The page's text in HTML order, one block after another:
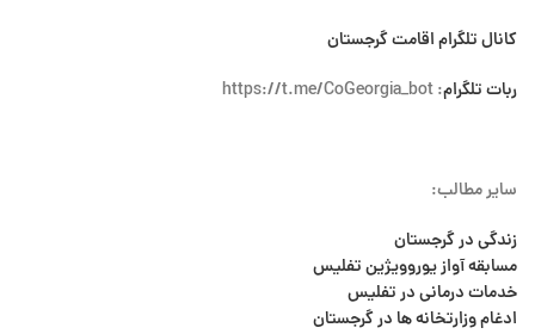
کانال تلگرام اقامت گرجستان
ربات تلگرام: https://t.me/CoGeorgia_bot
سایر مطالب:
زندگی در گرجستان
مسابقه آواز یوروویژین تفلیس
خدمات درمانی در تفلیس
ادغام وزارتخانه ها در گرجستان